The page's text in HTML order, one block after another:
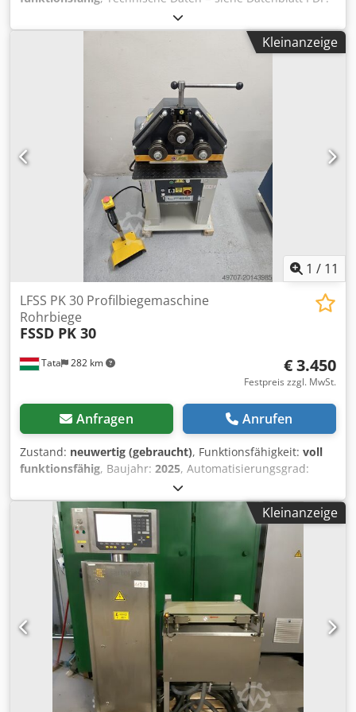
Kleinanzeige
1 / 11
Tata 282 km
LFSS PK 30 Profilbiegemaschine
Rohrbiege
FSSD PK 30
€ 3.450
Festpreis zzgl. MwSt.
Anfragen Anrufen
Zustand: neuwertig (gebraucht), Funktionsfähigkeit: voll
funktionsfähig, Baujahr: 2025, Automatisierungsgrad:
, Betätigungsart:
Walzen:3, Walzendurchmesser:118 mm, Gesamtgewicht:
220 kg, Leistung:0,75 kW (1,02 PS)
, Eingangsspannung:
, Eingangsfrequenz:
, Art des Eingangsstroms:
Drehstrom, Ausstattung:CE-Kennzeichnung,
Dokumentation/Handbuch, Fuß-Fernbedienung,
Notausschalter, gehärtete Walzen
, NEU!!! LFSS PK 30
Profilbiegemaschine, Rohrbieger 30 mm /ct2275/
Hersteller: LFSS Typ: PK30 Baujahr: 2025 Horizontal- und
Vertikalbetrieb Walzen: 2 angetrieben Oberwalze manuell
auf- und abwärts bewegen Max. Wellendurchmesser: 30
mm Arbeitsgeschwindigkeit: 4 m/min Biegeleistung: -
Flachstahl: 50 x 10 mm - Vierkant: 35 mm - Geschlossener
Querschnitt: 40 x 40 mm - Rohr: 48 x 3 mm Anschlusswert:
Kleinanzeige